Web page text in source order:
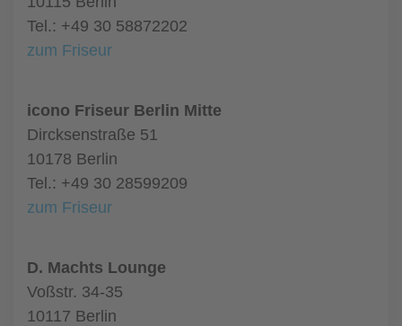
Tel.: +49 30 58872202
zum Friseur
icono Friseur Berlin Mitte
Dircksenstraße 51
10178 Berlin
Tel.: +49 30 28599209
zum Friseur
D. Machts Lounge
Voßstr. 34-35
10117 Berlin